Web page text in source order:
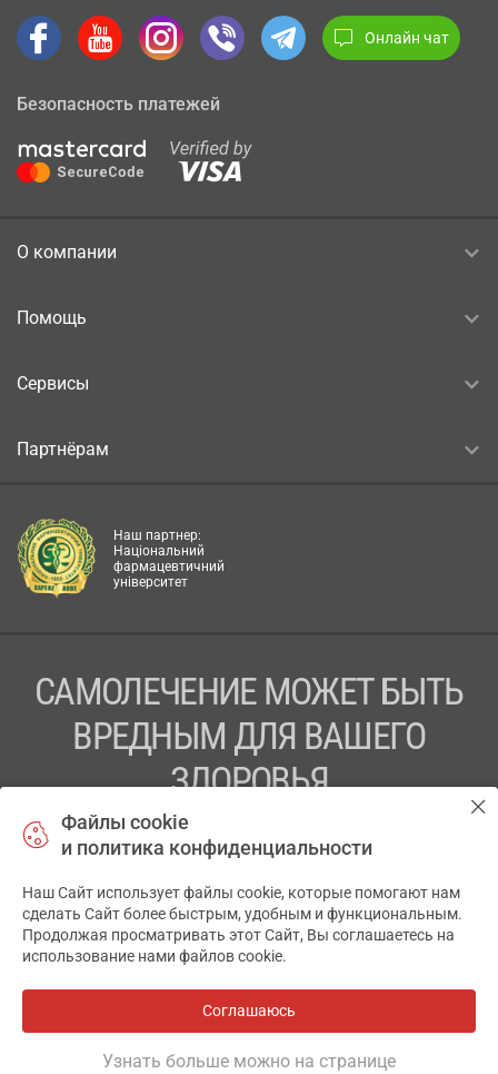
Онлайн чат
Безопасность платежей
О компании
Помощь
Сервисы
Партнёрам
Наш партнер:
Національний
фармацевтичний
університет
САМОЛЕЧЕНИЕ МОЖЕТ БЫТЬ
ВРЕДНЫМ ДЛЯ ВАШЕГО
ЗДОРОВЬЯ
ПЕРЕД ПРИМЕНЕНИЕМ ПРЕПАРАТА
ПРОКОНСУЛЬТИРУЙТЕСЬ С ВРАЧОМ
ТОВ «АПТЕКА 911.ЮА» Код ЄДРПОУ 43631965.
Отказ от ответственности
АПТЕКА911.ЮА
Файлы cookie
и политика конфиденциальности
Наш Сайт использует файлы cookie, которые помогают нам
сделать Сайт более быстрым, удобным и функциональным.
Продолжая просматривать этот Сайт, Вы соглашаетесь на
использование нами файлов cookie.
Соглашаюсь
Узнать больше можно на странице
✕